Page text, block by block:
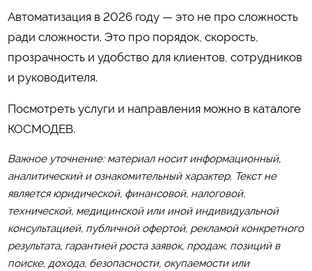
Автоматизация в 2026 году — это не про сложность
ради сложности. Это про порядок, скорость,
прозрачность и удобство для клиентов, сотрудников
и руководителя.
Посмотреть услуги и направления можно в каталоге
КОСМОДЕВ.
Важное уточнение: материал носит информационный,
аналитический и ознакомительный характер. Текст не
является юридической, финансовой, налоговой,
технической, медицинской или иной индивидуальной
консультацией, публичной офертой, рекламой конкретного
результата, гарантией роста заявок, продаж, позиций в
поиске, дохода, безопасности, окупаемости или